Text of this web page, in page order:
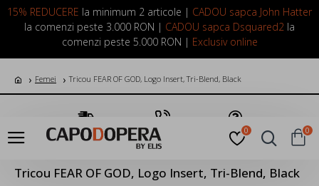
15% REDUCERE la minimum 2 articole | CADOU sapca John Hatter
la comenzi peste 3.000 RON | CADOU sapca Dsquared2 la
comenzi peste 5.000 RON | Exclusiv online
LOGIN INREGISTRARE
0 0
Femei Tricou FEAR OF GOD, Logo Insert, Tri-Blend, Black
Transport Gratuit Suna Acum Pune o Intrebare
Tricou FEAR OF GOD, Logo Insert, Tri-Blend, Black